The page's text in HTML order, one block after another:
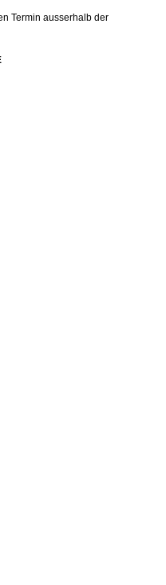
Termin ausserhalb der